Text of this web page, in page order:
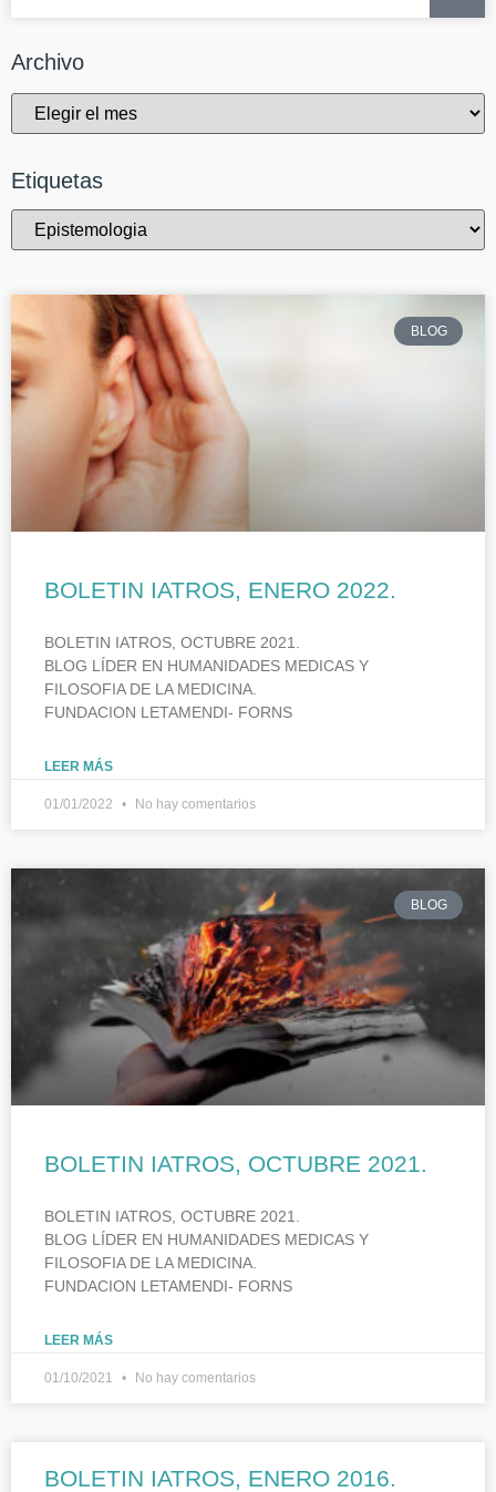
Archivo
Etiquetas
BLOG
BOLETIN IATROS, ENERO 2022.
BOLETIN IATROS, OCTUBRE 2021.
BLOG LÍDER EN HUMANIDADES MEDICAS Y
FILOSOFIA DE LA MEDICINA.
FUNDACION LETAMENDI- FORNS
LEER MÁS
01/01/2022 No hay comentarios
BLOG
BOLETIN IATROS, OCTUBRE 2021.
BOLETIN IATROS, OCTUBRE 2021.
BLOG LÍDER EN HUMANIDADES MEDICAS Y
FILOSOFIA DE LA MEDICINA.
FUNDACION LETAMENDI- FORNS
LEER MÁS
01/10/2021 No hay comentarios
BOLETIN IATROS, ENERO 2016.